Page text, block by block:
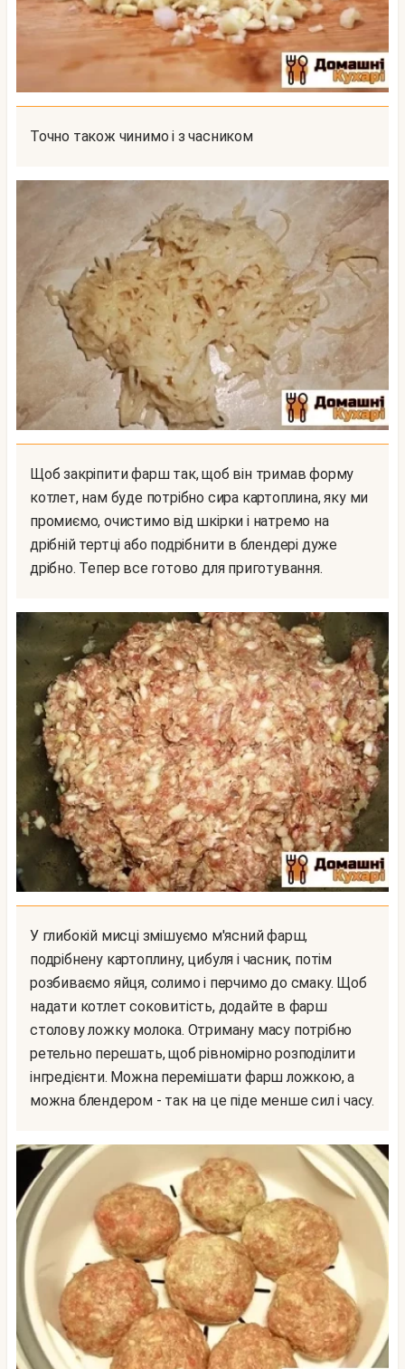
Точно також чинимо і з часником
Щоб закріпити фарш так, щоб він тримав форму
котлет, нам буде потрібно сира картоплина, яку ми
промиємо, очистимо від шкірки і натремо на
дрібній тертці або подрібнити в блендері дуже
дрібно. Тепер все готово для приготування.
У глибокій мисці змішуємо м'ясний фарш,
подрібнену картоплину, цибуля і часник, потім
розбиваємо яйця, солимо і перчимо до смаку. Щоб
надати котлет соковитість, додайте в фарш
столову ложку молока. Отриману масу потрібно
ретельно перешать, щоб рівномірно розподілити
інгредієнти. Можна перемішати фарш ложкою, а
можна блендером - так на це піде менше сил і часу.